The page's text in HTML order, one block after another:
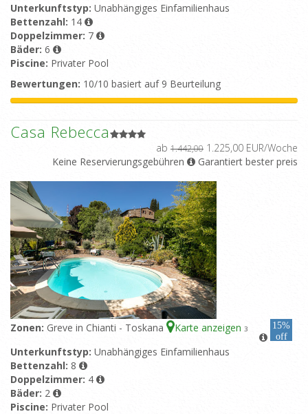
Unterkunftstyp: Unabhängiges Einfamilienhaus
Bettenzahl: 14
Doppelzimmer: 7
Bäder: 6
Piscine: Privater Pool
Bewertungen: 10/10 basiert auf 9 Beurteilung
Casa Rebecca
ab 1.442,00 1.225,00 EUR/Woche
Keine Reservierungsgebühren
Garantiert bester preis
Zonen: Greve in Chianti - Toskana Karte anzeigen 3
15%
off
Unterkunftstyp: Unabhängiges Einfamilienhaus
Bettenzahl: 8
Doppelzimmer: 4
Bäder: 2
Piscine: Privater Pool